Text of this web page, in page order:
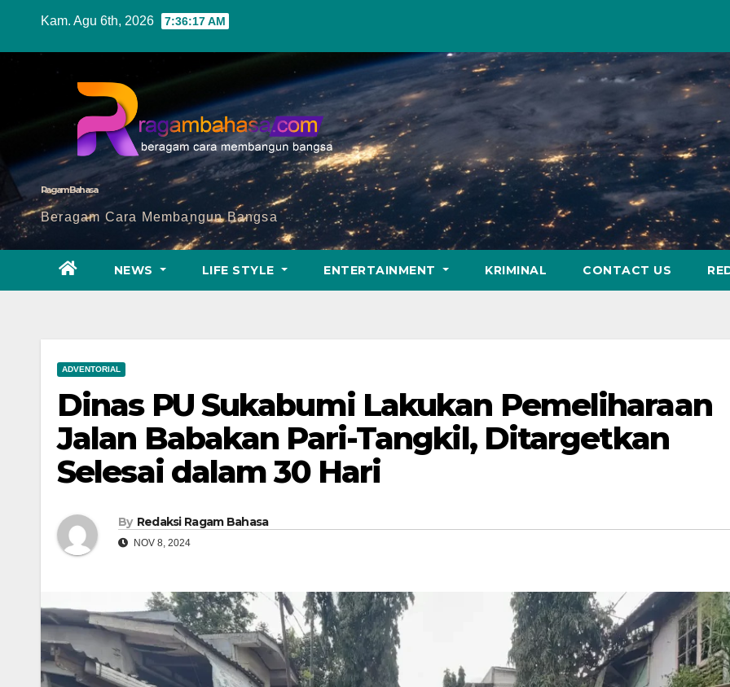
Kam. Agu 6th, 2026 7:36:18 AM
Ragam Bahasa
Beragam Cara Membangun Bangsa
NEWS LIFE STYLE ENTERTAINMENT KRIMINAL CONTACT US
ADVENTORIAL
Dinas PU Sukabumi Lakukan Pemeliharaan
Jalan Babakan Pari-Tangkil, Ditargetkan
Selesai dalam 30 Hari
By Redaksi Ragam Bahasa
NOV 8, 2024